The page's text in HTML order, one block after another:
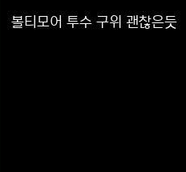
본문
볼티모어 투수 구위 괜찮은듯